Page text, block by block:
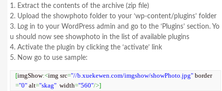
1. Extract the contents of the archive (zip file)
2. Upload the showphoto folder to your ‘wp-content/plugins’ folder
3. Log in to your WordPress admin and go to the ‘Plugins’ section. Yo
u should now see showphoto in the list of available plugins
4. Activate the plugin by clicking the ‘activate’ link
5. Now go to use sample:
[imgShow:<img src="//b.xuekewen.com/imgshow/showPhoto.jpg" border
="0" alt="skag"
  width
="560"/>]